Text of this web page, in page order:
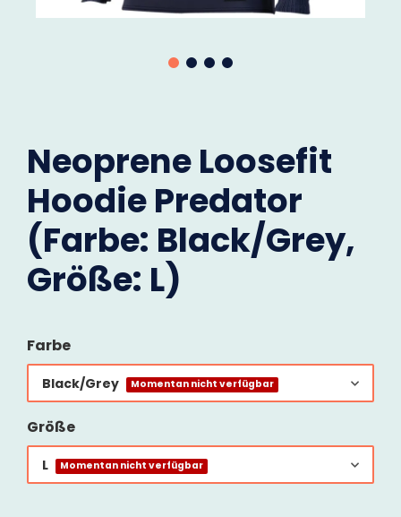
Neoprene Loosefit
Hoodie Predator
(Farbe: Black/Grey,
Größe: L)
Farbe
Black/Grey Momentan nicht verfügbar
Größe
L Momentan nicht verfügbar